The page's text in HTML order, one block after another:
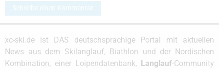
Schreibe einen Kommentar
xc-ski.de ist DAS deutschsprachige Portal mit aktuellen
News aus dem Skilanglauf, Biathlon und der Nordischen
Kombination, einer Loipendatenbank,
Langlauf-Community